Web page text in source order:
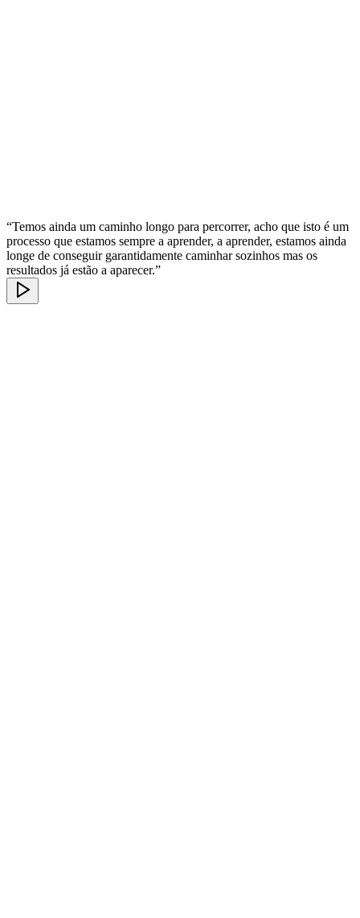
“Temos ainda um caminho longo para percorrer, acho que isto é um
processo que estamos sempre a aprender, a aprender, estamos ainda
longe de conseguir garantidamente caminhar sozinhos mas os
resultados já estão a aparecer.”